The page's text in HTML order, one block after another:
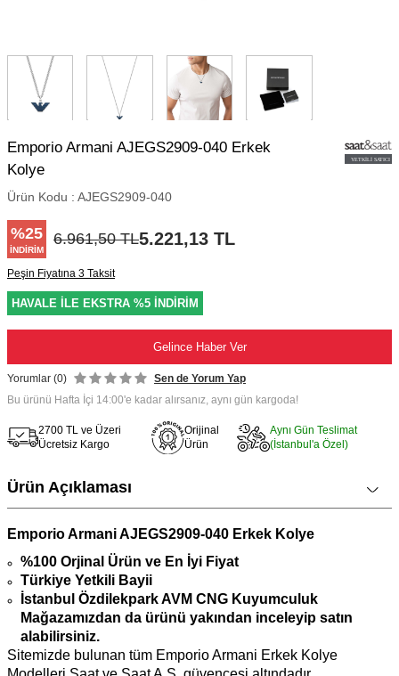
Emporio Armani AJEGS2909-040 Erkek
Kolye
Ürün Kodu : AJEGS2909-040
%25
İNDIRIM
6.961,50TL5.221,13 TL
Peşin Fiyatına 3 Taksit
HAVALE İLE EKSTRA %5 İNDİRİM
Gelince Haber Ver
Yorumlar (0)
Sen de Yorum Yap
Bu ürünü Hafta İçi 14:00'e kadar alırsanız, aynı gün kargoda!
2700 TL ve Üzeri
Ücretsiz Kargo
Orijinal
Ürün
Aynı Gün Teslimat
(İstanbul'a Özel)
Ürün Açıklaması
Emporio Armani AJEGS2909-040 Erkek Kolye
%100 Orjinal Ürün ve En İyi Fiyat
Türkiye Yetkili Bayii
İstanbul Özdilekpark AVM CNG Kuyumculuk
Mağazamızdan da ürünü yakından inceleyip satın
alabilirsiniz.
Sitemizde bulunan tüm Emporio Armani Erkek Kolye